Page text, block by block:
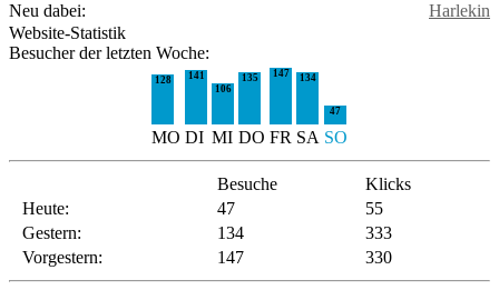
Neu dabei:
Harlekin
Website-Statistik
Besucher der letzten Woche:
128
141
106
135 147 134
47
MO DI MI DO FR SA SO
Besuche
Klicks
Heute:
47
55
Gestern:
134
333
Vorgestern:
147 330